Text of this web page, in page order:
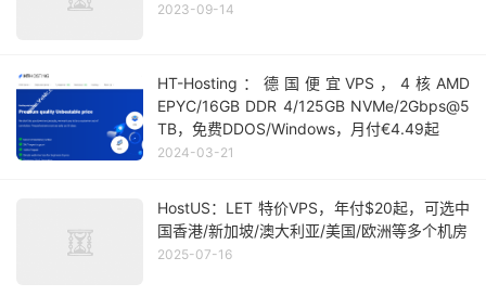
2023-09-14
HT-Hosting：德国便宜VPS，4核AMD
EPYC/16GB DDR 4/125GB NVMe/2Gbps@5
TB，免费DDOS/Windows，月付€4.49起
2024-03-21
HostUS：LET 特价VPS，年付$20起，可选中
国香港/新加坡/澳大利亚/美国/欧洲等多个机房
2025-07-16